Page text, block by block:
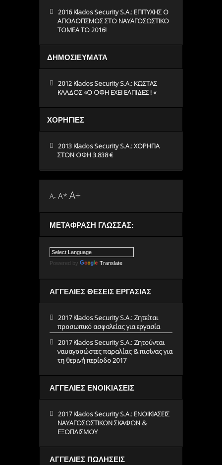
2016 Klados Security S.A.: ΕΠΙΤΥΧΗΣ Ο
ΑΠΟΛΟΓΙΣΜΟΣ ΣΤΟ ΝΑΥΑΓΟΣΩΣΤΙΚΟ
ΤΟΜΕΑ ΤΟ 2016!
ΔΗΜΟΣΙΕΥΜΑΤΑ
2012 Klados Security S.A.: ΚΩΣΤΑΣ
ΚΛΑΔΟΣ «O ΟΦΗ ΕΧΕΙ ΕΛΠΙΔΕΣ ! «
ΧΟΡΗΓΙΕΣ
2013 Klados Security S.A.: ΧΟΡΗΓΙΑ
ΣΤΟΝ ΟΦΗ 3.838 €
A- A* A+
ΜΕΤΆΦΡΑΣΗ ΓΛΏΣΣΑΣ:
Powered by Translate
ΑΓΓΕΛΙΕΣ ΘΕΣΕΙΣ ΕΡΓΑΣΙΑΣ
2017 Klados Security S.A.: Ζητείται
προσωπικό ασφαλείας για εργασία
2017 Klados Security S.A.: Ζητούνται
ναυαγοσώστες παραλίας & πισίνας για
τη θερινή περίοδο 2017
ΑΓΓΕΛΙΕΣ ΕΝΟΙΚΙΑΣΕΙΣ
2017 Klados Security S.A.: ΕΝΟΙΚΙΑΣΕΙΣ
ΝΑΥΑΓΟΣΩΣΤΙΚΩΝ ΣΚΑΦΩΝ &
ΕΞΟΠΛΙΣΜΟΥ
ΑΓΓΕΛΙΕΣ ΠΩΛΗΣΕΙΣ